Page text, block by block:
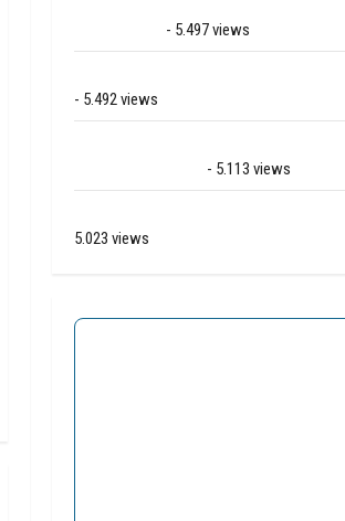
- 5.497 views
- 5.492 views
- 5.113 views
5.023 views